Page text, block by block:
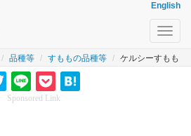
English
品種等 すももの品種等 ケルシーすもも
Sponsored Link